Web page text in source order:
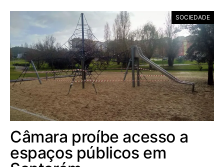
SOCIEDADE
Câmara proíbe acesso a
espaços públicos em